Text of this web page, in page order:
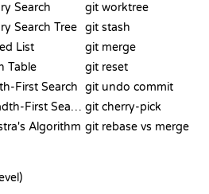
Search
Search Tree
List
Table
First Search
Breadth-First Search
Algorithm
git worktree
git stash
git merge
git reset
git undo commit
git cherry-pick
git rebase vs merge